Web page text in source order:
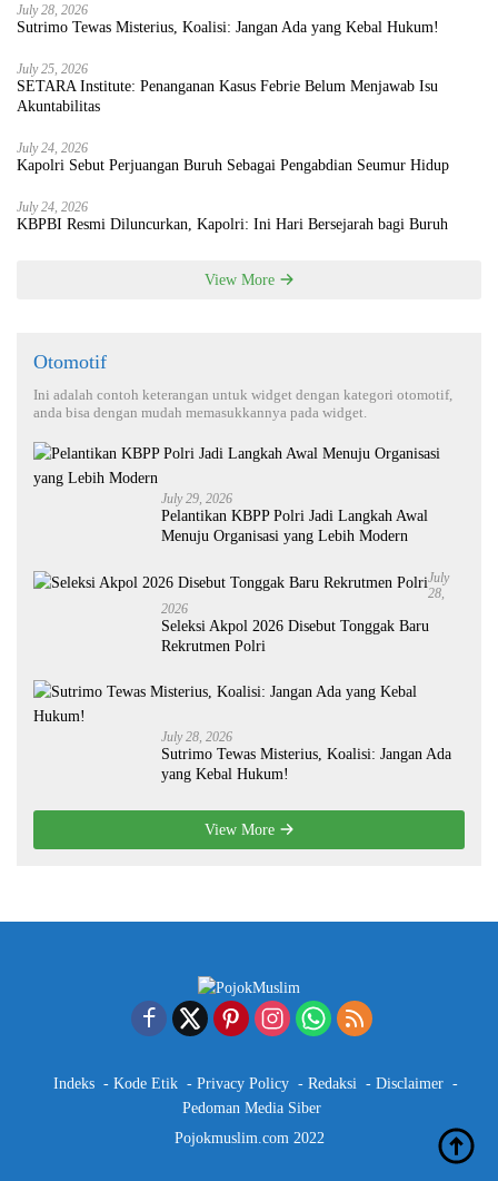
July 28, 2026
Sutrimo Tewas Misterius, Koalisi: Jangan Ada yang Kebal Hukum!
July 25, 2026
SETARA Institute: Penanganan Kasus Febrie Belum Menjawab Isu
Akuntabilitas
July 24, 2026
Kapolri Sebut Perjuangan Buruh Sebagai Pengabdian Seumur Hidup
July 24, 2026
KBPBI Resmi Diluncurkan, Kapolri: Ini Hari Bersejarah bagi Buruh
View More
Otomotif
Ini adalah contoh keterangan untuk widget dengan kategori otomotif,
anda bisa dengan mudah memasukkannya pada widget.
July 29, 2026
Pelantikan KBPP Polri Jadi Langkah Awal
Menuju Organisasi yang Lebih Modern
July
28,
2026
Seleksi Akpol 2026 Disebut Tonggak Baru
Rekrutmen Polri
July 28, 2026
Sutrimo Tewas Misterius, Koalisi: Jangan Ada
yang Kebal Hukum!
View More
Indeks Kode Etik Privacy Policy Redaksi
Disclaimer
Pedoman Media Siber
Pojokmuslim.com 2022